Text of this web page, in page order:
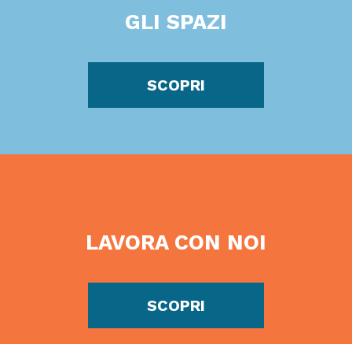
GLI SPAZI
SCOPRI
LAVORA CON NOI
SCOPRI